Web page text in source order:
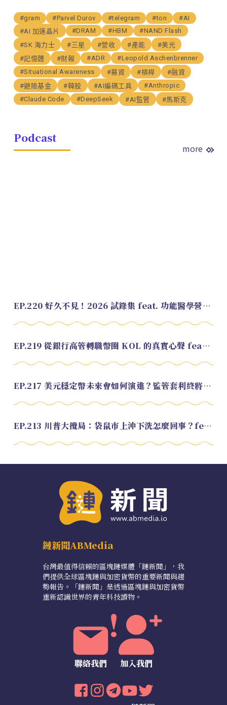
#gram #Parvel Durov #telegram #ton
#AI
#AI 加速晶片
#DRAM #HBM
#NAND Flash
#SK 海力士
#三星 #營收 #產能
#美光
#記憶體
#財報 #ADR
#Leopold Aschenbrenner
#Situational Awareness
#募資 #槓桿
#融資
#避險基金
#韓股 #AI編碼工具
#Anthropic
#Claude Code
#DeepSeek #AI監管 #馬斯克
Podcast
more
EP.220 好久不見！2026 試錄集 feat. 功能醫學營養師 美寶
EP.219 從銀行高管轉職幣圈 KOL 的真實心聲 feat.龜大
EP.217 美元穩定幣未來會如何演進？監管套利終將收斂？feat. 研究員 余哲安
EP.213 川普大攪局：袋鼠市上沖下洗怎麼回事？feat. Alvin
鏈新聞ABMedia
台灣最值得信賴的區塊鏈媒體「鏈新聞」，我
們提供全球區塊鏈與加密貨幣的重要新聞與趨
勢報告。「鏈新聞」是透過區塊鏈與加密貨幣
重新認識世界的青年科技讀物。
聯絡我們 加入我們